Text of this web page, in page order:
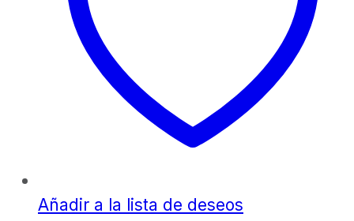
Añadir a la lista de deseos